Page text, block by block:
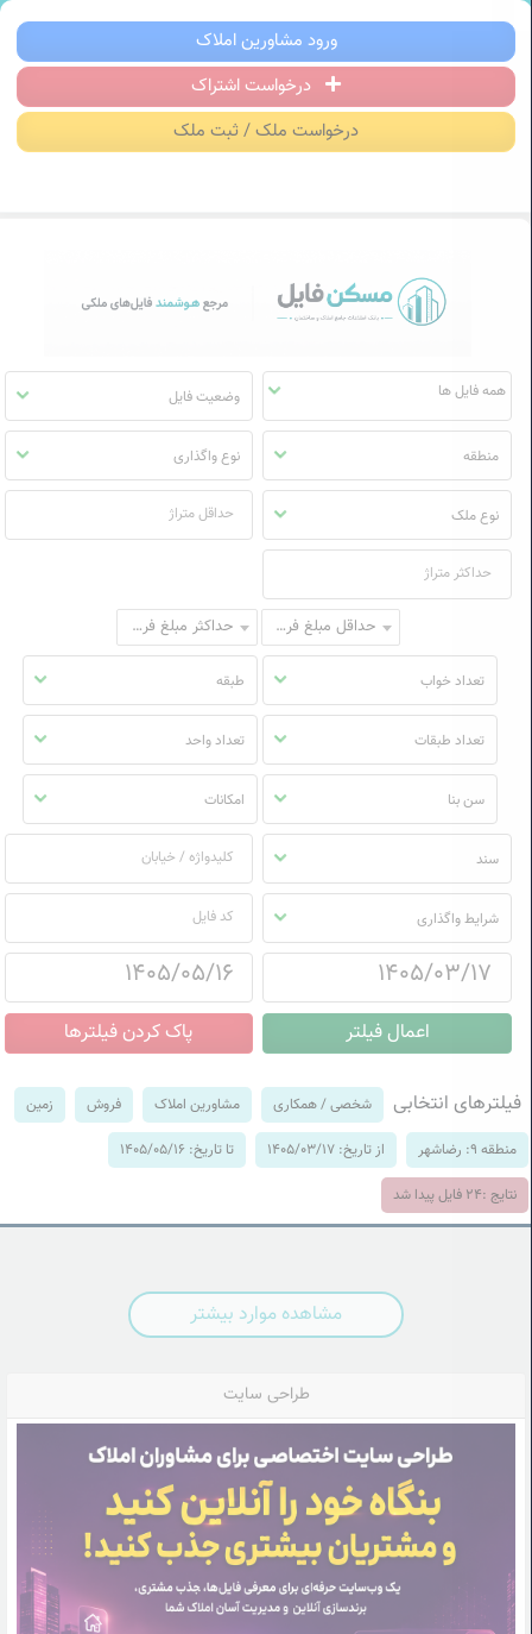
مسکن فایل | خرید، فروش، رهن و اجاره
ورود مشاورین املاک
درخواست اشتراک
درخواست ملک / ثبت ملک
مسکن
فایل
وضعیت فایل
منطقه نوع واگذاری
نوع ملک
حداقل مبلغ فروش حداکثر مبلغ فروش
تعداد خواب طبقه
تعداد طبقات تعداد واحد
سن بنا امکانات
سند
شرایط واگذاری
فیلترهای انتخابی شخصی / همکاری مشاورین املاک فروش زمین
منطقه 9: رضاشهر از تاریخ: 1405/03/17 تا تاریخ: 1405/05/16
نتایج :24 فایل پیدا شد
مشاهده موارد بیشتر
طراحی سایت